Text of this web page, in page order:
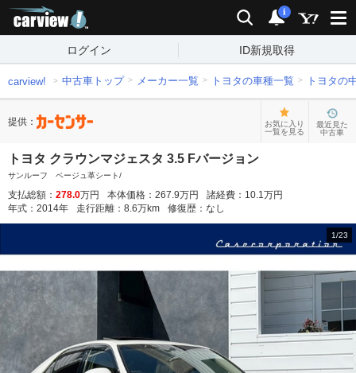
検索 通知
i
ログイン ID新規取得
carview! 中古車トップ メーカー一覧 トヨタの車種一覧 トヨタの
提供：
お気に入り
一覧を見る
最近見た
中古車
トヨタ クラウンマジェスタ 3.5 Fバージョン
サンルーフ ベージュ革シート/
支払総額： 278.0万円 本体価格： 267.9万円 諸経費： 10.1万円
年式： 2014年 走行距離： 8.6万km 修復歴： なし
1/23